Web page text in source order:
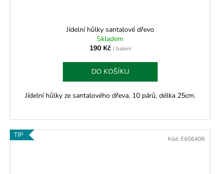
Jídelní hůlky santalové dřevo
Skladem
190 Kč / balení
DO KOŠÍKU
Jídelní hůlky ze santalového dřeva, 10 párů, délka 25cm.
TIP Kód: E606406